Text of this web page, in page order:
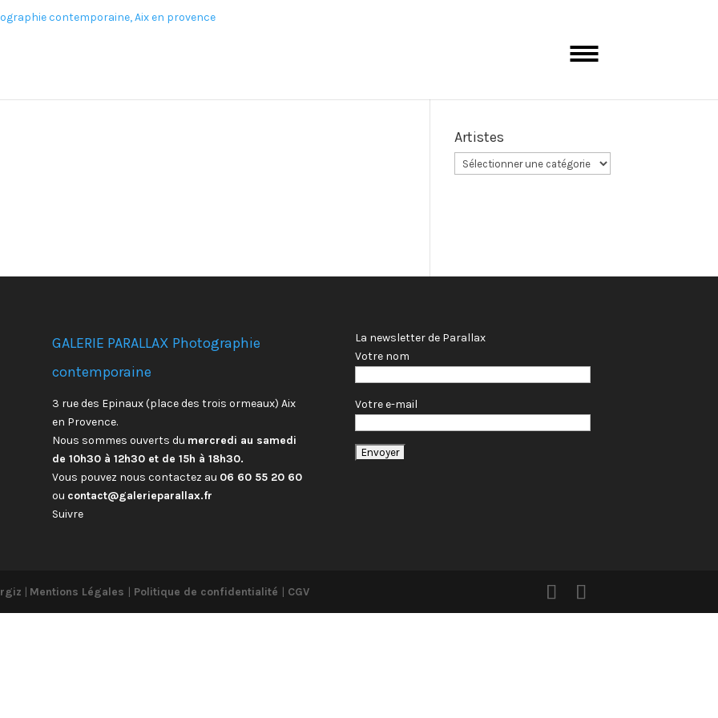
Artistes
GALERIE PARALLAX Photographie
contemporaine
3 rue des Epinaux (place des trois ormeaux) Aix
en Provence.
Nous sommes ouverts du mercredi au samedi
de 10h30 à 12h30 et de 15h à 18h30.
Vous pouvez nous contactez au 06 60 55 20 60
ou contact@galerieparallax.fr
Suivre
La newsletter de Parallax
Votre nom
Votre e-mail
| Mentions Légales | Politique de confidentialité | CGV